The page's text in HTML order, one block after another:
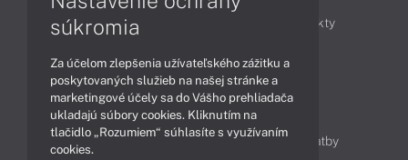
Obchodné informácie
Produkty
Obsah
Ako nakupovať
Možnosti doručenia a platby
súkromia
Za účelom zlepšenia užívateľského zážitku a
poskytovaných služieb na našej stránke a
marketingové účely sa do Vášho prehliadača
ukladajú súbory cookies. Kliknutím na
tlačidlo „Rozumiem“ súhlasíte s využívaním
cookies.